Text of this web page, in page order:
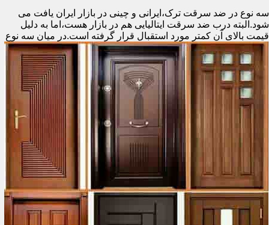
سه نوع در ضد سرقت ترک،ایرانی و چینی در بازار ایران یافت می
شود.البته درب ضد سرقت ایتالیایی هم در بازار هست،اما به دلیل
قیمت بالای آن کمتر مورد استقبال قرار گرفته است.در میان سه نوع